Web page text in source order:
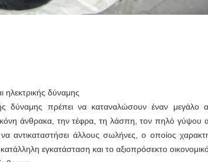
ηλεκτρικής δύναμης
δύναμης πρέπει να καταναλώσουν έναν μεγάλο
άνθρακα, την τέφρα, τη λάσπη, τον πηλό γύψου
αντικαταστήσει άλλους σωλήνες, ο οποίος
εγκατάσταση και το αξιοπρόσεκτο